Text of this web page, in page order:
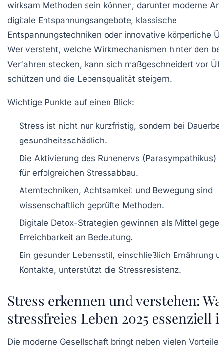
wirksam Methoden sein können, darunter moderne
digitale Entspannungsangebote, klassische
Entspannungstechniken oder innovative körperliche
Wer versteht, welche Wirkmechanismen hinter den
Verfahren stecken, kann sich maßgeschneidert vor
schützen und die Lebensqualität steigern.
Wichtige Punkte auf einen Blick:
Stress ist nicht nur kurzfristig, sondern bei
gesundheitsschädlich.
Die Aktivierung des Ruhenervs
für erfolgreichen Stressabbau.
Atemtechniken, Achtsamkeit und Bewegung sind
wissenschaftlich geprüfte Methoden.
Digitale Detox-Strategien gewinnen als Mittel
Erreichbarkeit an Bedeutung.
Ein gesunder Lebensstil, einschließlich Ernährung
Kontakte, unterstützt die Stressresistenz.
Stress erkennen und verstehen:
stressfreies Leben 2025 essenziell
Die moderne Gesellschaft bringt neben vielen